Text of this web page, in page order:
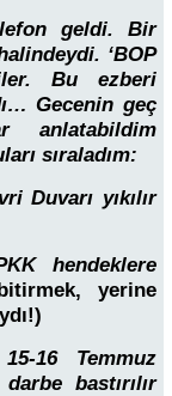
geldi. Bir
‘BOP
Bu ezberi
Gecenin geç
anlatabildim
sıraladım:
Duvarı yıkılır
hendeklere
yerine
16 Temmuz
bastırılır